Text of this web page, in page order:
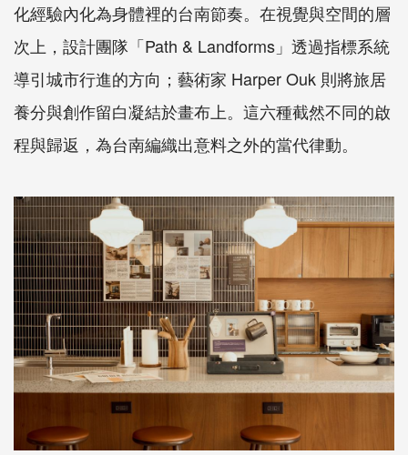
化經驗內化為身體裡的台南節奏。在視覺與空間的層
次上，設計團隊「Path & Landforms」透過指標系統
導引城市行進的方向；藝術家 Harper Ouk 則將旅居
養分與創作留白凝結於畫布上。這六種截然不同的啟
程與歸返，為台南編織出意料之外的當代律動。